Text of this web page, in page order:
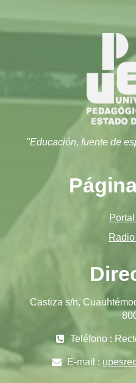
''Educación, fuente de
Castiza s/n,
Teléfono :
E-mail :